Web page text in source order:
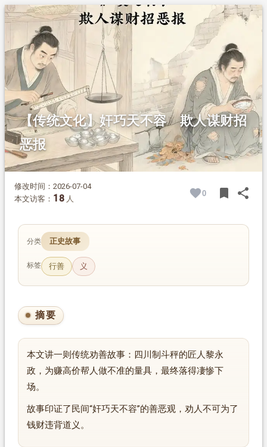
1.摘要
2.1.故事始末
2.2. 古训劝诫
2.3. 终得恶报
【传统文化】奸巧天不容 欺人谋财招
恶报
修改时间：2026-07-04
本文访客： 18 人
0 bookmark share
分类 正史故事
标签 行善 义
摘要
本文讲一则传统劝善故事：四川制斗秤的匠人黎永
政，为赚高价帮人做不准的量具，最终落得凄惨下
场。
故事印证了民间“奸巧天不容”的善恶观，劝人不可为了
钱财违背道义。